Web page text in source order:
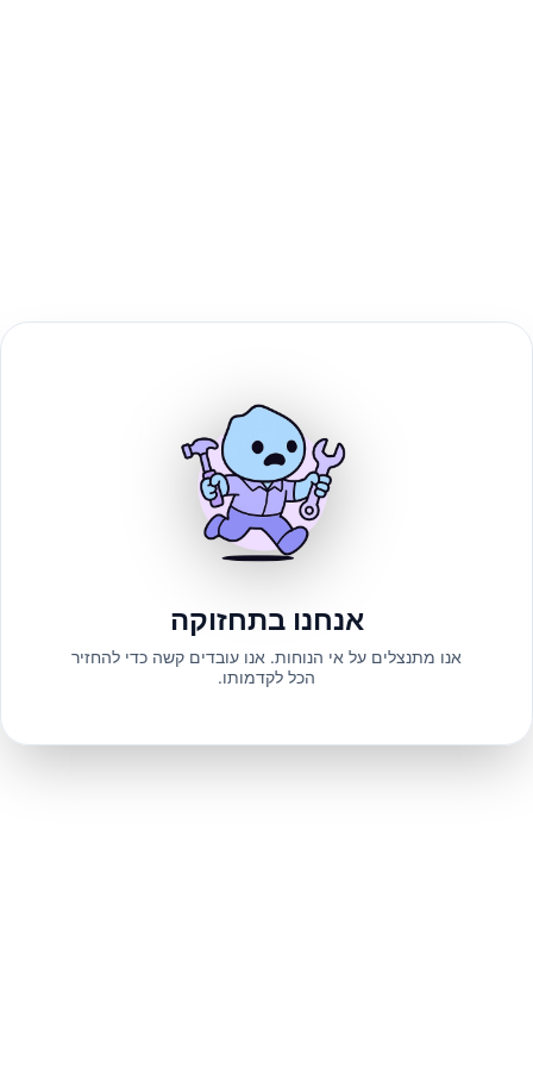
אנחנו בתחזוקה
אנו מתנצלים על אי הנוחות. אנו עובדים קשה כדי להחזיר
הכל לקדמותו.